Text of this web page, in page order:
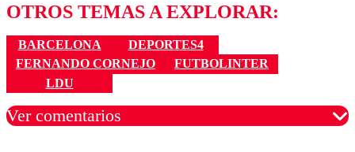
OTROS TEMAS A EXPLORAR:
BARCELONA
DEPORTES4
FERNANDO CORNEJO
FUTBOLINTER
LDU
Ver comentarios